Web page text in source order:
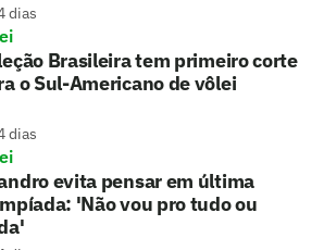
dias
Brasileira tem primeiro corte
o Sul-Americano de vôlei
dias
evita pensar em última
'Não vou pro tudo ou